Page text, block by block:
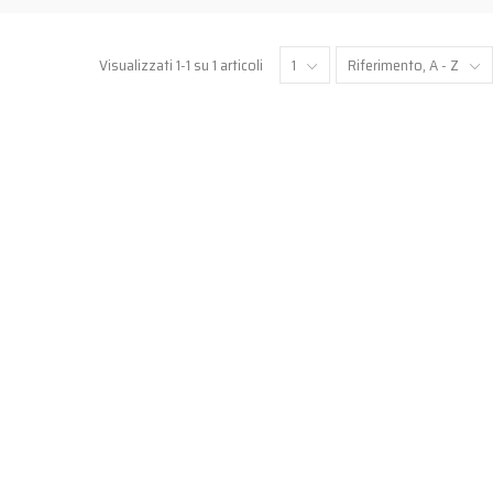
Visualizzati 1-1 su 1 articoli 1 Riferimento, A - Z